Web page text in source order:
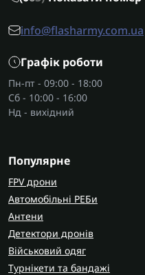
info@flasharmy.com.ua
Графік роботи
Пн-пт - 09:00 - 18:00
Сб - 10:00 - 16:00
Нд - вихідний
Популярне
FPV дрони
Автомобільні РЕБи
Антени
Детектори дронів
Військовий одяг
Турнікети та бандажі